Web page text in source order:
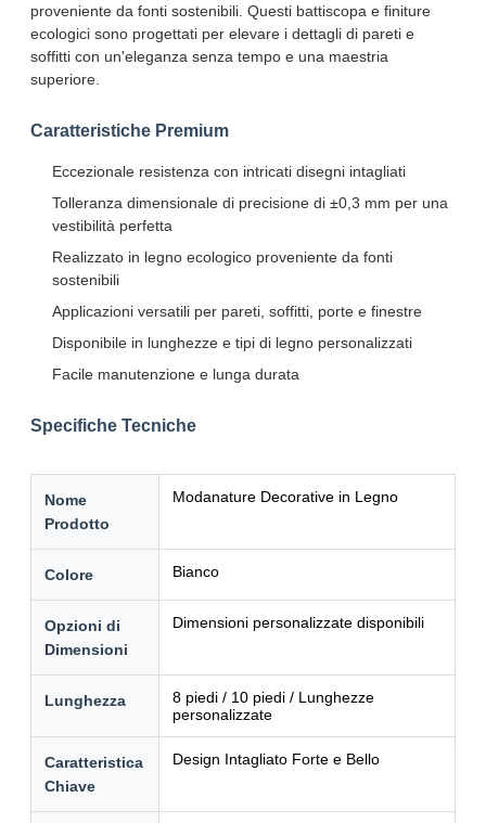
proveniente da fonti sostenibili. Questi battiscopa e finiture
ecologici sono progettati per elevare i dettagli di pareti e
soffitti con un'eleganza senza tempo e una maestria
superiore.
Caratteristiche Premium
Eccezionale resistenza con intricati disegni intagliati
Tolleranza dimensionale di precisione di ±0,3 mm per una
vestibilità perfetta
Realizzato in legno ecologico proveniente da fonti
sostenibili
Applicazioni versatili per pareti, soffitti, porte e finestre
Disponibile in lunghezze e tipi di legno personalizzati
Facile manutenzione e lunga durata
Specifiche Tecniche
Nome
Prodotto
Modanature Decorative in Legno
Colore Bianco
Opzioni di
Dimensioni
Dimensioni personalizzate disponibili
Lunghezza
8 piedi / 10 piedi / Lunghezze
personalizzate
Caratteristica
Chiave
Design Intagliato Forte e Bello